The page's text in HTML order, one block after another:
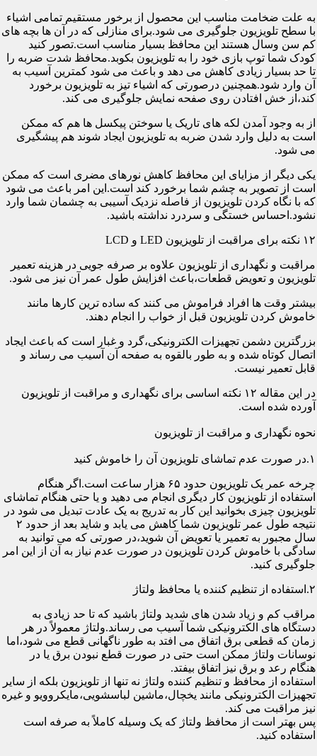
به علت ضخامت مناسب این محصول از برخور مستقیم تمامی اشیاء
با سطح تلویزیون جلوگیری می شود.برای منازلی که در آن ها بچه های
کم سن وسال هستند این محافظ بسیار مناسب است.تصور کنید
کودک شما توپ بازی خود را به تلویزیون بکوبد.محافظ شدت ضربه را
تا حد بسیار زیادی کاهش می دهد و باعث می شود کمترین آسیب به
آن وارد شود.همچنین درصورتی که اشیاء تیز به تلویزیون برخورد
کند،از خش افتادن روی صفحه نمایش جلوگیری می کند.
از به وجود آمدن لکه های تاریک یا سوختن پیکسل ها هم که ممکن
است به دلیل وارد شدن ضربه به تلویزیون ایجاد شوند هم پیشگیری
می شود.
یکی دیگر از مزایای این محافظ کاهش نورهای مضری است که ممکن
است از تصویر به چشم شما برخورد کند است.این امر باعث می شود
که با نگاه کردن تلویزیون از فاصله نزدیک آسیبی به چشمان شما وارد
نشود.احساس خستگی و سردرد نداشته باشید.
۱۲ نکته برای مراقبت از تلویزیون LED و LCD
مراقبت و نگهداری از تلویزیون علاوه بر صرفه جویی در هزینه تعمیر
تلویزیون و تعویض قطعات،باعث افزایش طول عمر آن نیز می شود.
بیشتر وقت ها افراد فراموش می کنند که ساده ترین کارها مانند
خاموش کردن تلویزیون قبل از خواب را انجام دهند.
بزرگترین دشمن تجهیزات الکترونیکی،گرد و غبار است که باعث ایجاد
اتصال کوتاه شده و به طور بالقوه به صفحه آن آسیب می رساند و
قابل تعمیر نیست.
در این مقاله ۱۲ نکته اساسی برای نگهداری و مراقبت از تلویزیون
آورده شده است.
نحوه نگهداری و مراقبت از تلویزیون
۱.در صورت عدم تماشای تلویزیون آن را خاموش کنید
چرخه عمر یک تلویزیون حدود ۶۵ هزار ساعت است.اگر هنگام
استفاده از تلویزیون کار دیگری انجام می دهید و یا حتی هنگام تماشای
تلویزیون چیزی بخوانید این کار به تدریج به یک عادت تبدیل می شود در
نتیجه طول عمر تلویزیون شما کاهش می یابد و شاید بعد از حدود ۲
سال مجبور به تعمیر یا تعویض آن شوید،در صورتی که می توانید به
سادگی با خاموش کردن تلویزیون در صورت عدم نیاز به آن از این امر
جلوگیری کنید.
۲.استفاده از تنظیم کننده یا محافظ ولتاژ
مراقب کم و زیاد شدن های شدید ولتاژ باشید که تا حد زیادی به
دستگاه های الکترونیکی شما آسیب می رساند.ولتاژ معمولاً در هر
زمان که قطعی برق اتفاق می افتد به طور ناگهانی قطع می شود،اما
نوسانات ولتاژ ممکن است حتی در صورت قطع نبودن برق یا در
هنگام رعد و برق نیز اتفاق بیفتد.
استفاده از محافظ و تنظیم کننده ولتاژ نه تنها از تلویزیون بلکه از سایر
تجهیزات الکترونیکی مانند یخچال،ماشین لباسشویی،مایکروویو و غیره
نیز مراقبت می کند.
پس بهتر است از محافظ ولتاژ که یک وسیله کاملاً به صرفه است
استفاده کنید.